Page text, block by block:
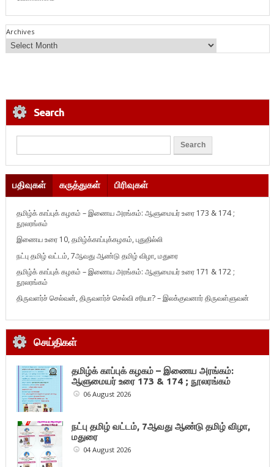
Archives
Search
பதிவுகள் கருத்துகள் பிரிவுகள்
தமிழ்க் காப்புக் கழகம் – இணைய அரங்கம்: ஆளுமையர் உரை 173 & 174 ;
நூலரங்கம்
இணைய உரை 10, தமிழ்க்காப்புக்கழகம், புதுதில்லி
நட்பு தமிழ் வட்டம், 7ஆவது ஆண்டு தமிழ் விழா, மதுரை
தமிழ்க் காப்புக் கழகம் – இணைய அரங்கம்: ஆளுமையர் உரை 171 & 172 ;
நூலரங்கம்
திருவளர்ச் செல்வன், திருவளர்ச் செல்வி சரியா? – இலக்குவனார் திருவள்ளுவன்
செய்திகள்
தமிழ்க் காப்புக் கழகம் – இணைய அரங்கம்:
ஆளுமையர் உரை 173 & 174 ; நூலரங்கம்
06 August 2026
நட்பு தமிழ் வட்டம், 7ஆவது ஆண்டு தமிழ் விழா,
மதுரை
04 August 2026